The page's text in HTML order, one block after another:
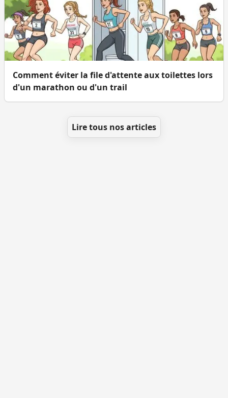
Comment éviter la file d'attente aux toilettes lors
d'un marathon ou d'un trail
Lire tous nos articles